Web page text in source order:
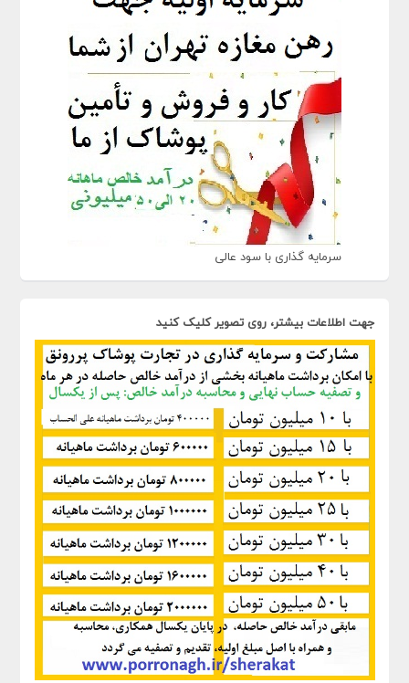
سرمایه گذاری با سود عالی
جهت اطلاعات بیشتر، روی تصویر کلیک کنید